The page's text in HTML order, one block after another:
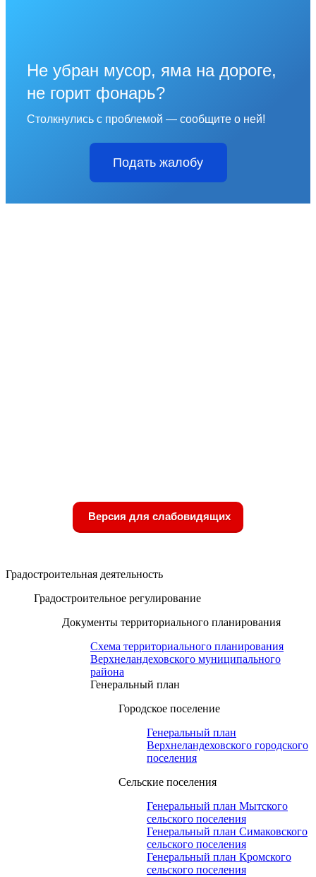
Не убран мусор, яма на дороге,
не горит фонарь?
Столкнулись с проблемой — сообщите о ней!
Подать жалобу
Версия для слабовидящих
Градостроительная деятельность
Градостроительное регулирование
Документы территориального планирования
Схема территориального планирования
Верхнеландеховского муниципального
района
Генеральный план
Городское поселение
Генеральный план
Верхнеландеховского городского
поселения
Сельские поселения
Генеральный план Мытского
сельского поселения
Генеральный план Симаковского
сельского поселения
Генеральный план Кромского
сельского поселения